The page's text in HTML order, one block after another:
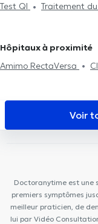
à Bruxelles
Neuropsychologues à
Lasne
Test QI
Traitement
Hôpitaux à proximité
Amimo RectaVersa
Versailles Dental Clinic
Clinique Keller
Voir
Doctoranytime est une
premiers symptômes
meilleur praticien, de
lui par Vidéo